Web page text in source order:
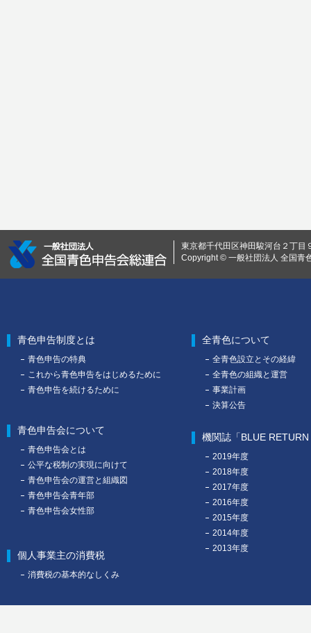
東京都千代田区神田駿河台２丁
Copyright © 一般社団法人 全国青
青色申告制度とは
青色申告の特典
これから青色申告をはじめるために
青色申告を続けるために
個人事業主の消費税
消費税の基本的なしくみ
青色申告会について
青色申告会とは
公平な税制の実現に向けて
青色申告会の運営と組織図
青色申告会青年部
青色申告会女性部
全青色について
全青色設立とその経緯
全青色の組織と運営
事業計画
決算公告
機関誌「BLUE
2019年度
2018年度
2017年度
2016年度
2015年度
2014年度
2013年度